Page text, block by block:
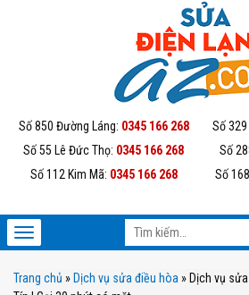
Số 850 Đường Láng: 0345 166 268 Số 329
Số 55 Lê Đức Thọ: 0345 166 268 Số
Số 112 Kim Mã: 0345 166 268 Số
Trang chủ » Dịch vụ sửa điều hòa » Dịch vụ